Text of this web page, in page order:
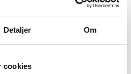
Detaljer Om
cookies vår får du